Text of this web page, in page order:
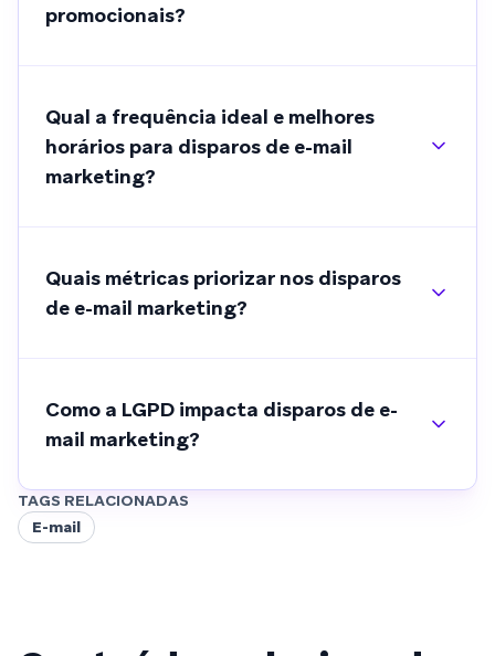
promocionais?
Qual a frequência ideal e melhores
horários para disparos de e-mail
marketing?
Quais métricas priorizar nos disparos
de e-mail marketing?
Como a LGPD impacta disparos de e-
mail marketing?
TAGS RELACIONADAS
E-mail